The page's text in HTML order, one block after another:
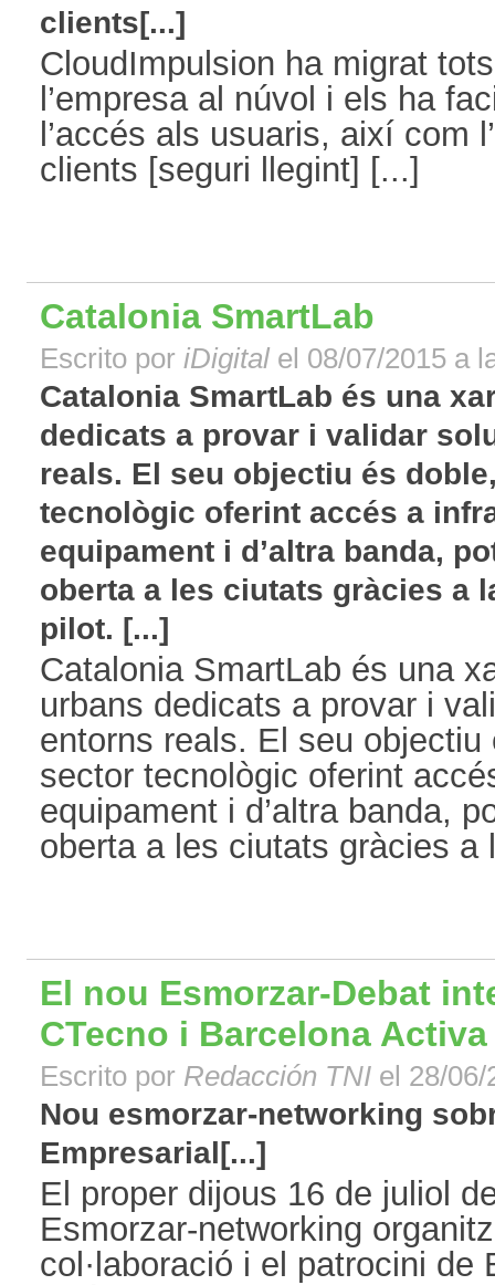
clients[...]
CloudImpulsion ha migrat
l’empresa al núvol i els ha
l’accés als usuaris, així com
clients [seguri llegint] [...]
Catalonia SmartLab
Escrito por iDigital el 08/07/2015 a
Catalonia SmartLab és una
dedicats a provar i validar
reals. El seu objectiu és
tecnològic oferint accés a
equipament i d’altra banda,
oberta a les ciutats gràcies a
pilot. [...]
Catalonia SmartLab és una
urbans dedicats a provar i
entorns reals. El seu
sector tecnològic oferint
equipament i d’altra banda,
oberta a les ciutats gràcies a
El nou Esmorzar-Debat
CTecno i Barcelona Activa
Escrito por Redacción TNI el 28/06/
Nou esmorzar-networking
Empresarial[...]
El proper dijous 16 de juliol
Esmorzar-networking
col·laboració i el patrocini de